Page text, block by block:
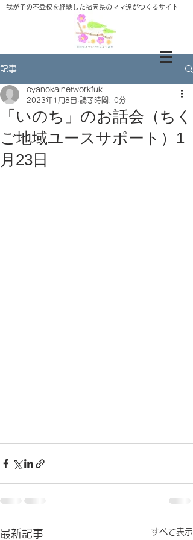
​我が子の不登校を経験した福岡県のママ達がつくるサイト
記事
「いのち」のお話会（ちく
ご地域ユースサポート）1
月23日
oyanokainetworkfuk
2023年1月8日 読了時間: 0分
最新記事 すべて表示